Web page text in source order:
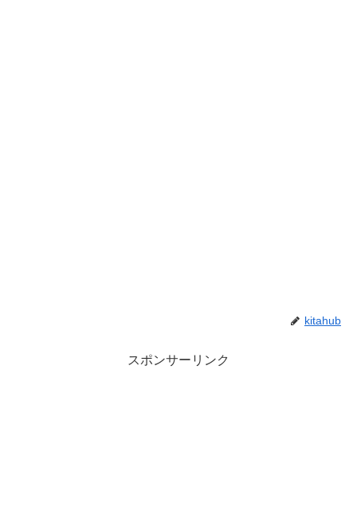
kitahub
スポンサーリンク